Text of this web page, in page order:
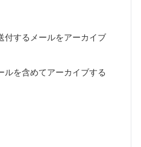
するメールをアーカイブ
を含めてアーカイブする